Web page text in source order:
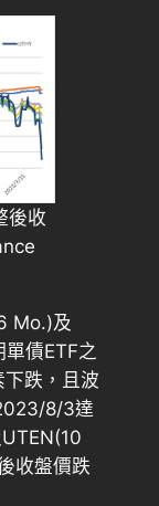
後收
Mo.)及
債ETF之
跌，且波
8/3達
收盤價跌